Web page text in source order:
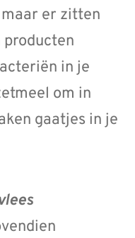
er zitten
producten
in je
om in
gaatjes in je